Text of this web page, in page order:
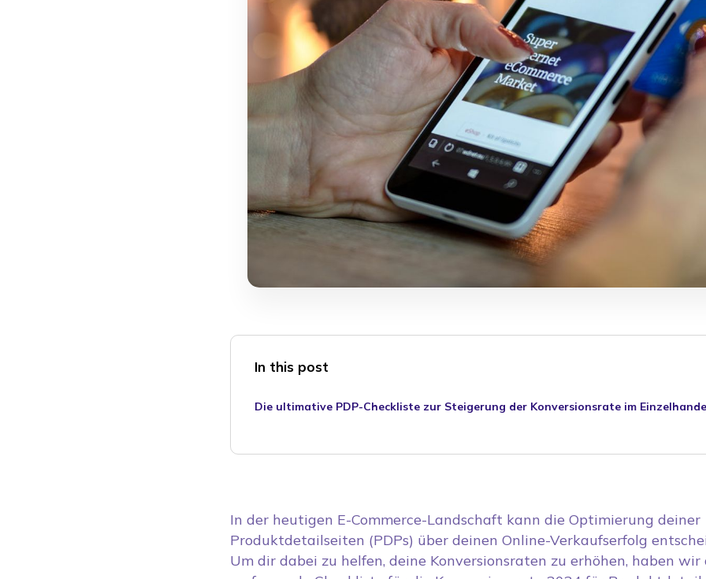
In this post
Die ultimative PDP-Checkliste zur Steigerung der Konversionsrate im
In der heutigen E-Commerce-Landschaft kann die Optimierung deiner
Produktdetailseiten (PDPs) über deinen Online-Verkaufserfolg
Um dir dabei zu helfen, deine Konversionsraten zu erhöhen, haben wir